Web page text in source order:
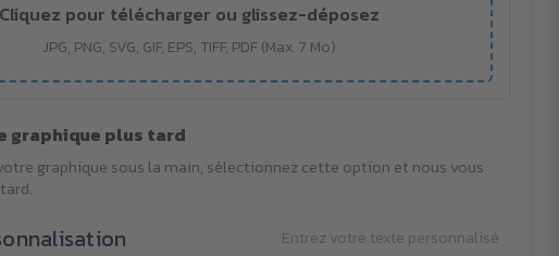
Cliquez pour télécharger ou glissez-déposez
JPG, PNG, SVG, GIF, EPS, TIFF, PDF (Max. 7 Mo)
graphique plus tard
graphique sous la main, sélectionnez cette option et nous vous
Entrez votre texte personnalisé